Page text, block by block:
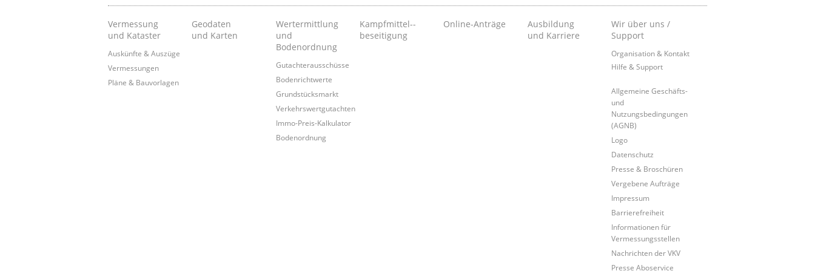
Vermessung
und Kataster
Auskünfte & Auszüge
Vermessungen
Pläne & Bauvorlagen
Geodaten
und Karten
Wertermittlung
und
Bodenordnung
Gutachterausschüsse
Bodenrichtwerte
Grundstücksmarkt
Verkehrswertgutachten
Immo-Preis-Kalkulator
Bodenordnung
Kampfmittel-­
beseitigung
Online-Anträge
Ausbildung
und Karriere
Wir über uns /
Support
Organisation & Kontakt
Hilfe & Support
Allgemeine Geschäfts-
und
Nutzungsbedingungen
(AGNB)
Logo
Datenschutz
Presse & Broschüren
Vergebene Aufträge
Impressum
Barrierefreiheit
Informationen für
Vermessungsstellen
Nachrichten der VKV
Presse Aboservice